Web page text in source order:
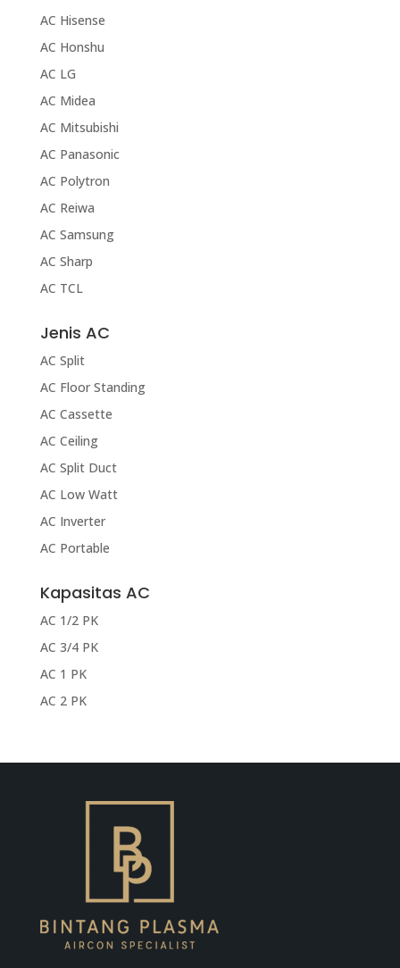
AC Hisense
AC Honshu
AC LG
AC Midea
AC Mitsubishi
AC Panasonic
AC Polytron
AC Reiwa
AC Samsung
AC Sharp
AC TCL
Jenis AC
AC Split
AC Floor Standing
AC Cassette
AC Ceiling
AC Split Duct
AC Low Watt
AC Inverter
AC Portable
Kapasitas AC
AC 1/2 PK
AC 3/4 PK
AC 1 PK
AC 2 PK